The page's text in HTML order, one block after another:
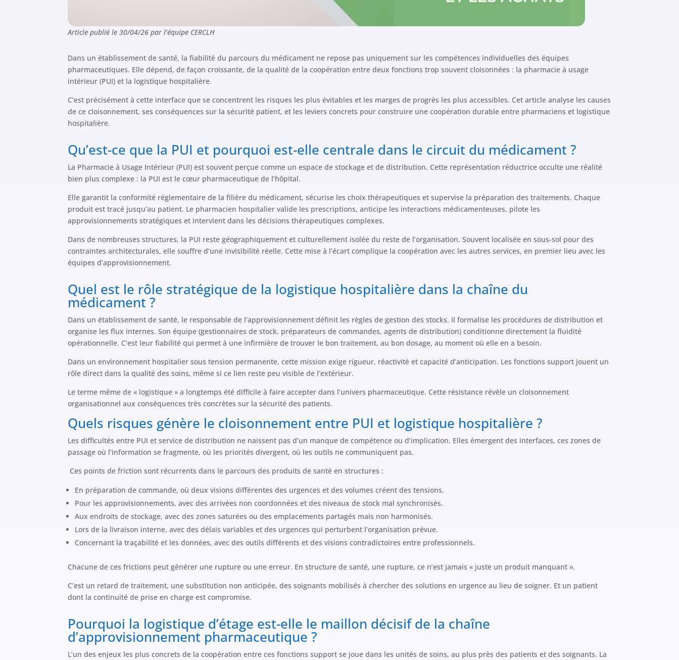
Article publié le 30/04/26 par l’équipe CERCLH
Dans un établissement de santé, la fiabilité du parcours du médicament ne repose pas uniquement sur les compétences individuelles des équipes
pharmaceutiques. Elle dépend, de façon croissante, de la qualité de la coopération entre deux fonctions trop souvent cloisonnées : la pharmacie à usage
intérieur (PUI) et la logistique hospitalière.
C’est précisément à cette interface que se concentrent les risques les plus évitables et les marges de progrès les plus accessibles. Cet article analyse les causes
de ce cloisonnement, ses conséquences sur la sécurité patient, et les leviers concrets pour construire une coopération durable entre pharmaciens et logistique
hospitalière.
Qu’est-ce que la PUI et pourquoi est-elle centrale dans le circuit du médicament ?
La Pharmacie à Usage Intérieur (PUI) est souvent perçue comme un espace de stockage et de distribution. Cette représentation réductrice occulte une réalité
bien plus complexe : la PUI est le cœur pharmaceutique de l’hôpital.
Elle garantit la conformité réglementaire de la filière du médicament, sécurise les choix thérapeutiques et supervise la préparation des traitements. Chaque
produit est tracé jusqu’au patient. Le pharmacien hospitalier valide les prescriptions, anticipe les interactions médicamenteuses, pilote les
approvisionnements stratégiques et intervient dans les décisions thérapeutiques complexes.
Dans de nombreuses structures, la PUI reste géographiquement et culturellement isolée du reste de l’organisation. Souvent localisée en sous-sol pour des
contraintes architecturales, elle souffre d’une invisibilité réelle. Cette mise à l’écart complique la coopération avec les autres services, en premier lieu avec les
équipes d’approvisionnement.
Quel est le rôle stratégique de la logistique hospitalière dans la chaîne du
médicament ?
Dans un établissement de santé, le responsable de l’approvisionnement définit les règles de gestion des stocks. Il formalise les procédures de distribution et
organise les flux internes. Son équipe (gestionnaires de stock, préparateurs de commandes, agents de distribution) conditionne directement la fluidité
opérationnelle. C’est leur fiabilité qui permet à une infirmière de trouver le bon traitement, au bon dosage, au moment où elle en a besoin.
Dans un environnement hospitalier sous tension permanente, cette mission exige rigueur, réactivité et capacité d’anticipation. Les fonctions support jouent un
rôle direct dans la qualité des soins, même si ce lien reste peu visible de l’extérieur.
Le terme même de « logistique » a longtemps été difficile à faire accepter dans l’univers pharmaceutique. Cette résistance révèle un cloisonnement
organisationnel aux conséquences très concrètes sur la sécurité des patients.
Quels risques génère le cloisonnement entre PUI et logistique hospitalière ?
Les difficultés entre PUI et service de distribution ne naissent pas d’un manque de compétence ou d’implication. Elles émergent des interfaces, ces zones de
passage où l’information se fragmente, où les priorités divergent, où les outils ne communiquent pas.
Ces points de friction sont récurrents dans le parcours des produits de santé en structures :
En préparation de commande, où deux visions différentes des urgences et des volumes créent des tensions.
Pour les approvisionnements, avec des arrivées non coordonnées et des niveaux de stock mal synchronisés.
Aux endroits de stockage, avec des zones saturées ou des emplacements partagés mais non harmonisés.
Lors de la livraison interne, avec des délais variables et des urgences qui perturbent l’organisation prévue.
Concernant la traçabilité et les données, avec des outils différents et des visions contradictoires entre professionnels.
Chacune de ces frictions peut générer une rupture ou une erreur. En structure de santé, une rupture, ce n’est jamais « juste un produit manquant ».
C’est un retard de traitement, une substitution non anticipée, des soignants mobilisés à chercher des solutions en urgence au lieu de soigner. Et un patient
dont la continuité de prise en charge est compromise.
Pourquoi la logistique d’étage est-elle le maillon décisif de la chaîne
d’approvisionnement pharmaceutique ?
L’un des enjeux les plus concrets de la coopération entre ces fonctions support se joue dans les unités de soins, au plus près des patients et des soignants. La